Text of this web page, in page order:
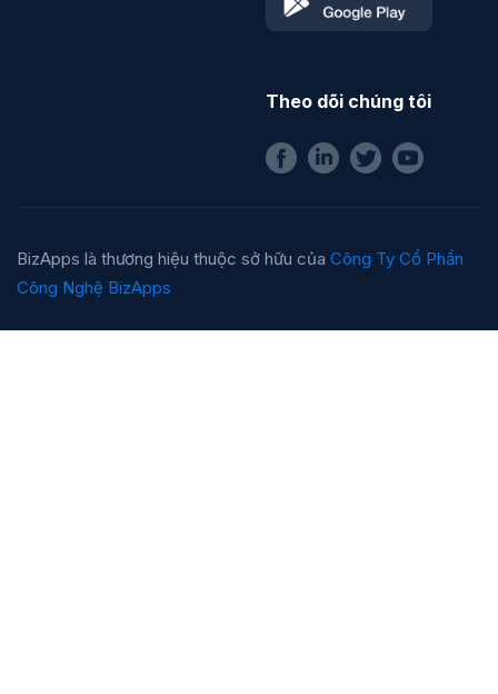
Theo dõi chúng tôi
BizApps là thương hiệu thuộc sở hữu của Công Ty Cổ Phần
Công Nghệ BizApps